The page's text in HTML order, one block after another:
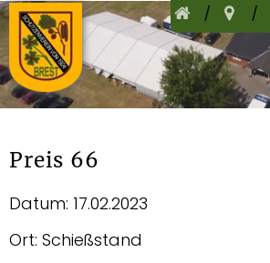
| |
Preis 66
Datum: 17.02.2023
Ort: Schießstand